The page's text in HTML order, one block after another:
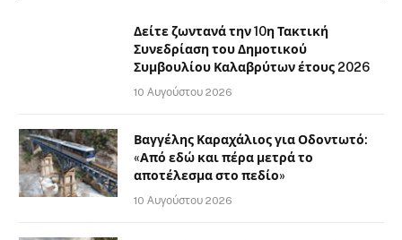
Δείτε ζωντανά την 10η Τακτική
Συνεδρίαση του Δημοτικού
Συμβουλίου Καλαβρύτων έτους 2026
10 Αυγούστου 2026
Βαγγέλης Καραχάλιος για Οδοντωτό:
«Από εδώ και πέρα μετρά το
αποτέλεσμα στο πεδίο»
10 Αυγούστου 2026